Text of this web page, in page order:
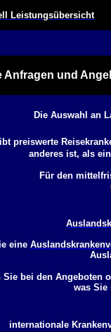
Leistungsübersicht
Anfragen und
Die Auswahl an
preiswerte
anderes ist, als
Für den
eine
Sie bei den Angeboten
was Sie
internationale